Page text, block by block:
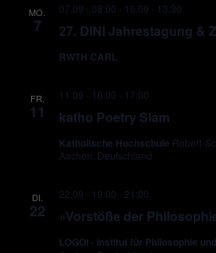
MO.
7 27. DINI Jahrestagung &
07.09 - 08:00 - 10.09 - 13:30
RWTH CARL
FR.
11 katho Poetry Slam
11.09 - 16:00 - 17:00
Katholische Hochschule Robert-
Aachen, Deutschland
DI.
22 »Vorstöße der
22.09 - 19:00 - 21:00
LOGOI - Institut für Philosophie